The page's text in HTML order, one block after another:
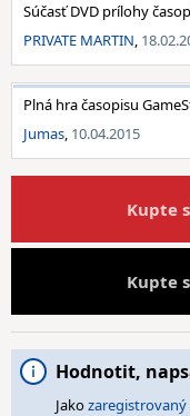
Súčasť DVD prílohy
PRIVATE MARTIN,
Plná hra časopisu
Jumas, 10.04.2015
Kupte
Kupte
Hodnotit,
Jakozaregistrovaný